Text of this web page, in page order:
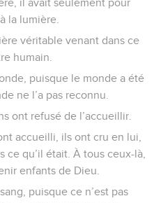
il avait seulement pour
la lumière.
véritable venant dans ce
humain.
puisque le monde a été
ne l’a pas reconnu.
ont refusé de l’accueillir.
accueilli, ils ont cru en lui,
ce qu’il était. À tous ceux-là,
enfants de Dieu.
puisque ce n’est pas